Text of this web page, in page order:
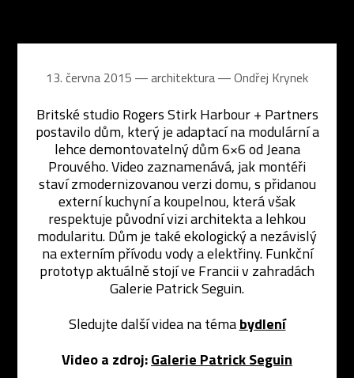
13. června 2015 ― architektura ―Ondřej Krynek
Britské studio Rogers Stirk Harbour + Partners
postavilo dům, který je adaptací na modulární a
lehce demontovatelný dům 6×6 od Jeana
Prouvého. Video zaznamenává, jak montéři
staví zmodernizovanou verzi domu, s přidanou
externí kuchyní a koupelnou, která však
respektuje původní vizi architekta a lehkou
modularitu. Dům je také ekologický a nezávislý
na externím přívodu vody a elektřiny. Funkční
prototyp aktuálně stojí ve Francii v zahradách
Galerie Patrick Seguin.
Sledujte další videa na témabydlení
Video a zdroj:Galerie Patrick Seguin